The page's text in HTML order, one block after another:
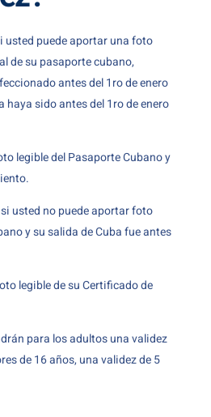
usted puede aportar una foto
de su pasaporte cubano,
antes del 1ro de enero
haya sido antes del 1ro de enero
legible del Pasaporte Cubano y
usted no puede aportar foto
y su salida de Cuba fue antes
legible de su Certificado de
para los adultos una validez
de 16 años, una validez de 5